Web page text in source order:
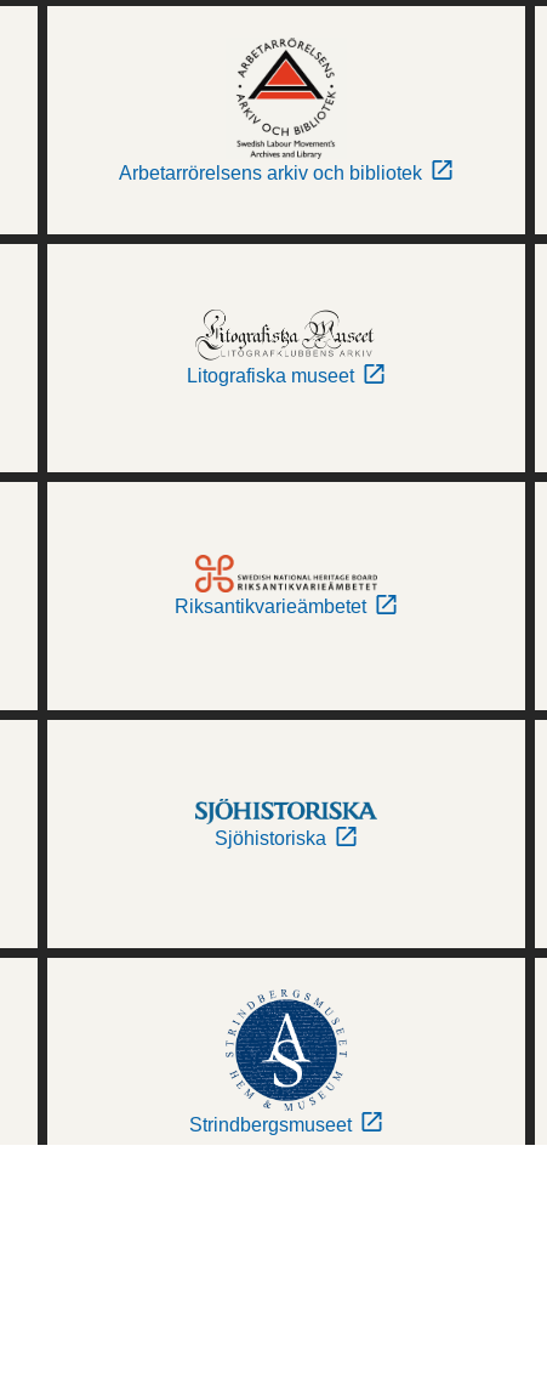
Arbetarrörelsens arkiv och bibliotek
Litografiska museet
Riksantikvarieämbetet
Sjöhistoriska
Strindbergsmuseet